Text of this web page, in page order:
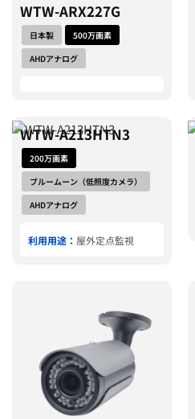
WTW-ARX227G
日本製
500万画素
AHDアナログ
WTW-A213HTN3
200万画素
ブルームーン（低照度カメラ）
AHDアナログ
利用用途： 屋外定点監視